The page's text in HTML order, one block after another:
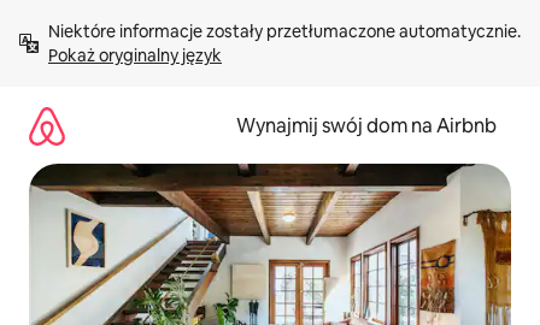
treści Pokaż oryginalny język
Wynajmij swój dom na Airbnb